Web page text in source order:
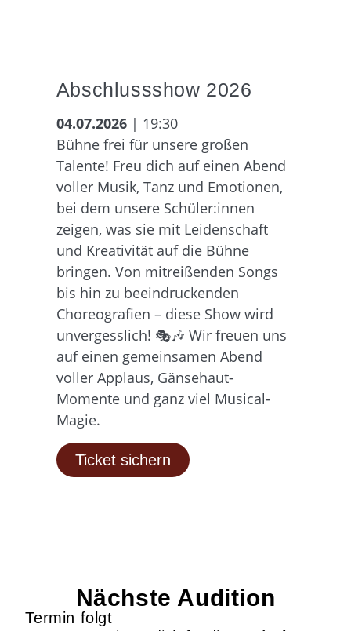
Abschlussshow 2026
04.07.2026| 19:30
Bühne frei für unsere großen
Talente! Freu dich auf einen Abend
voller Musik, Tanz und Emotionen,
bei dem unsere Schüler:innen
zeigen, was sie mit Leidenschaft
und Kreativität auf die Bühne
bringen. Von mitreißenden Songs
bis hin zu beeindruckenden
Choreografien – diese Show wird
unvergesslich! 🎭🎶 Wir freuen uns
auf einen gemeinsamen Abend
voller Applaus, Gänsehaut-
Momente und ganz viel Musical-
Magie.
Ticket sichern
Nächste Audition
Termin folgt